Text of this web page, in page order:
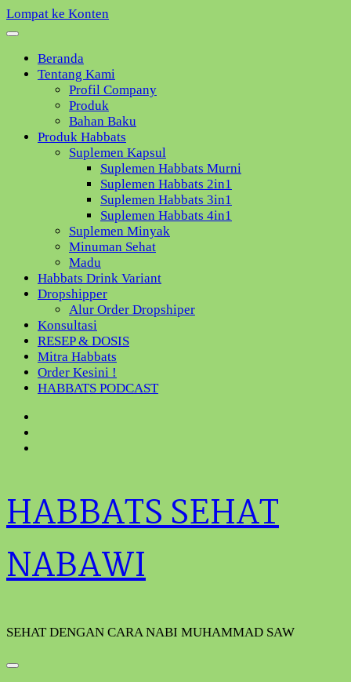
Lompat ke Konten
Beranda
Tentang Kami
Profil Company
Produk
Bahan Baku
Produk Habbats
Suplemen Kapsul
Suplemen Habbats Murni
Suplemen Habbats 2in1
Suplemen Habbats 3in1
Suplemen Habbats 4in1
Suplemen Minyak
Minuman Sehat
Madu
Habbats Drink Variant
Dropshipper
Alur Order Dropshiper
Konsultasi
RESEP & DOSIS
Mitra Habbats
Order Kesini !
HABBATS PODCAST
HABBATS SEHAT
NABAWI
SEHAT DENGAN CARA NABI MUHAMMAD SAW